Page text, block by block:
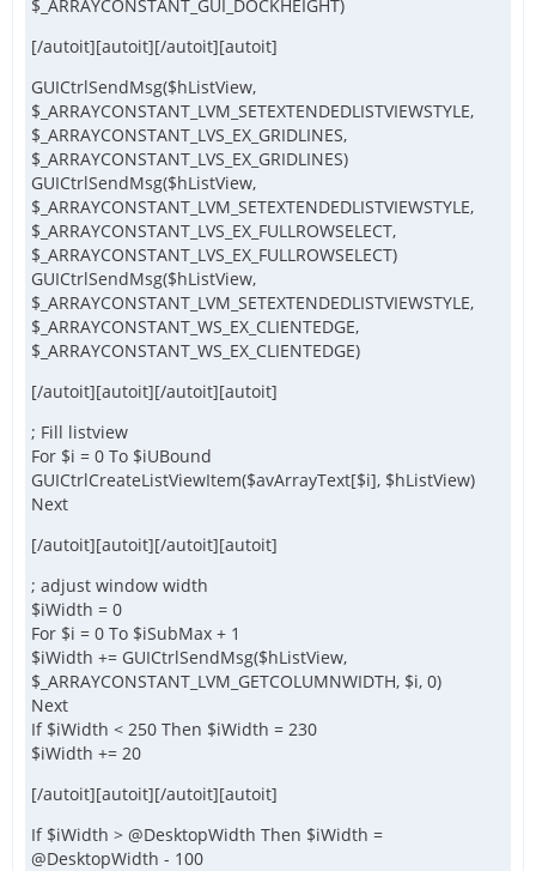
$_ARRAYCONSTANT_GUI_DOCKHEIGHT)
[/autoit][autoit][/autoit][autoit]
GUICtrlSendMsg($hListView,
$_ARRAYCONSTANT_LVM_SETEXTENDEDLISTVIEWSTYLE,
$_ARRAYCONSTANT_LVS_EX_GRIDLINES,
$_ARRAYCONSTANT_LVS_EX_GRIDLINES)
GUICtrlSendMsg($hListView,
$_ARRAYCONSTANT_LVM_SETEXTENDEDLISTVIEWSTYLE,
$_ARRAYCONSTANT_LVS_EX_FULLROWSELECT,
$_ARRAYCONSTANT_LVS_EX_FULLROWSELECT)
GUICtrlSendMsg($hListView,
$_ARRAYCONSTANT_LVM_SETEXTENDEDLISTVIEWSTYLE,
$_ARRAYCONSTANT_WS_EX_CLIENTEDGE,
$_ARRAYCONSTANT_WS_EX_CLIENTEDGE)
[/autoit][autoit][/autoit][autoit]
; Fill listview
For $i = 0 To $iUBound
GUICtrlCreateListViewItem($avArrayText[$i], $hListView)
Next
[/autoit][autoit][/autoit][autoit]
; adjust window width
$iWidth = 0
For $i = 0 To $iSubMax + 1
$iWidth += GUICtrlSendMsg($hListView,
$_ARRAYCONSTANT_LVM_GETCOLUMNWIDTH, $i, 0)
Next
If $iWidth < 250 Then $iWidth = 230
$iWidth += 20
[/autoit][autoit][/autoit][autoit]
If $iWidth > @DesktopWidth Then $iWidth =
@DesktopWidth - 100